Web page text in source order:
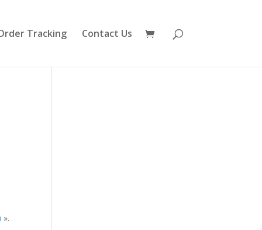
Tracking Contact Us
».